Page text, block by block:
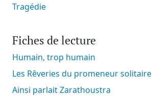
Tragédie
Fiches de lecture
Humain, trop humain
Les Rêveries du promeneur solitaire
Ainsi parlait Zarathoustra